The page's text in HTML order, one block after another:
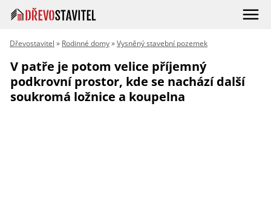
Dřevostavitel » Rodinné domy»Vysněný stavební pozemek
V patře je potom velice příjemný
podkrovní prostor, kde se nachází další
soukromá ložnice a koupelna